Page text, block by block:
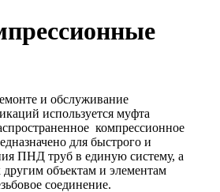
и обслуживание
используется муфта
компрессионное
для быстрого и
ПНД труб в единую систему, а
объектам и элементам
соединение.